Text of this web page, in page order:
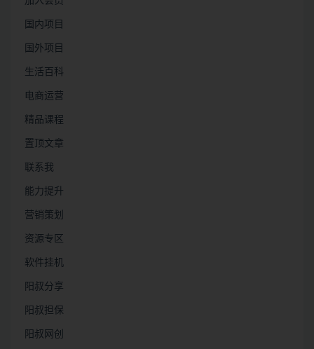
国内项目
国外项目
生活百科
电商运营
精品课程
置顶文章
联系我
能力提升
营销策划
资源专区
软件挂机
阳叔分享
阳叔担保
阳叔网创